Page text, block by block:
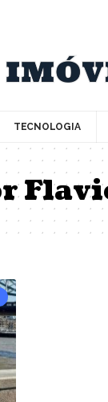
TECNOLOGIA